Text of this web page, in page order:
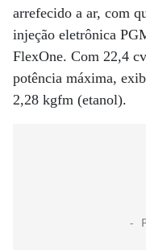
arrefecido a ar, com
injeção eletrônica
FlexOne. Com 22,4
potência máxima,
2,28 kgfm (etanol).